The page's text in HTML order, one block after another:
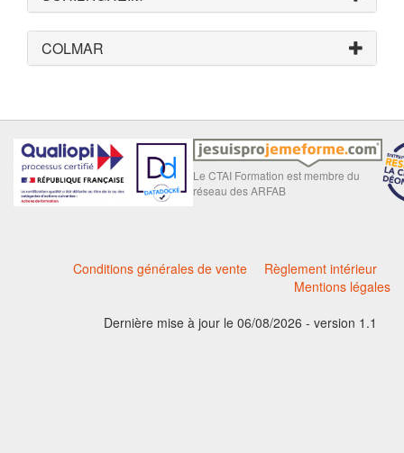
COLMAR
Le CTAI Formation est membre du
réseau des ARFAB
Conditions générales de vente
Règlement intérieur
Mentions légales
Dernière mise à jour le 06/08/2026 - version 1.1